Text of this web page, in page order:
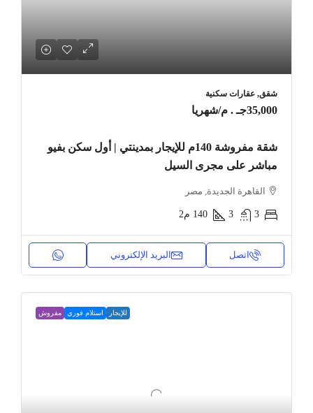
شقق, عقارات سكنية
35,000جـ . م /شهريا
شقة مفروشة 140م للإيجار بمدينتي | أول سكن بفيو
مباشر على مجرى السيل
القاهرة الجديدة, مصر
3
3
140 م2
اتصل البريد الإلكتروني
للإيجار استلام فوري مفروش